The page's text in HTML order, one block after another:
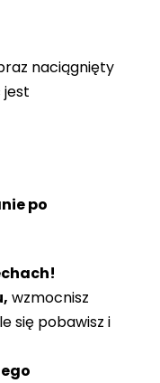
naciągnięty
jest
po
wzmocnisz
się pobawisz i